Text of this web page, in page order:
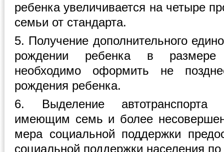
ребенка увеличивается на четыре
семьи от стандарта.
5. Получение дополнительного
рождении ребенка в размере
необходимо оформить не
рождения ребенка.
6. Выделение автотранспорта
имеющим семь и более
мера социальной поддержки
социальной поддержки населения